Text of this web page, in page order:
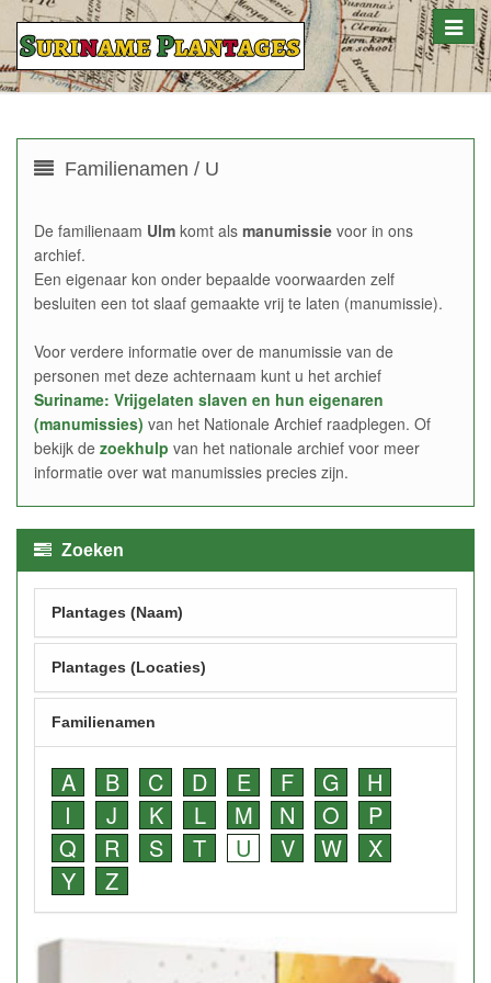
Toggle
Familienamen / U
De familienaam Ulm komt als manumissie voor in ons
archief.
Een eigenaar kon onder bepaalde voorwaarden zelf
besluiten een tot slaaf gemaakte vrij te laten (manumissie).
Voor verdere informatie over de manumissie van de
personen met deze achternaam kunt u het archief
Suriname: Vrijgelaten slaven en hun eigenaren
(manumissies) van het Nationale Archief raadplegen. Of
bekijk de zoekhulp van het nationale archief voor meer
informatie over wat manumissies precies zijn.
Zoeken
Plantages (Naam)
Plantages (Locaties)
Familienamen
A B C D E F G
H
I
J K L M N O
P
Q
R S T U V W
X
Y
Z